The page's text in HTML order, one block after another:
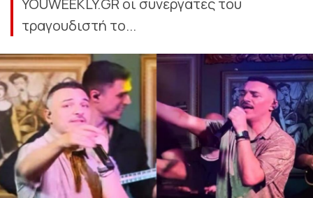
YOUWEEKLY.GR οι συνεργάτες του
τραγουδιστή το...